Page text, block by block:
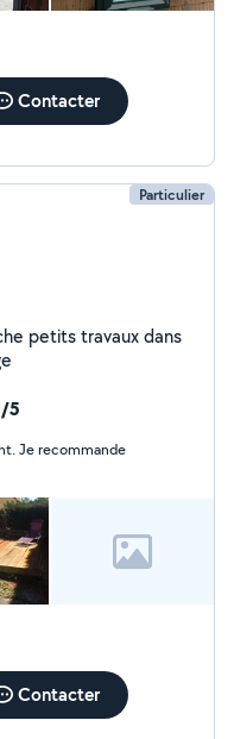
Contacter
Particulier
petits travaux dans
5
Je recommande
Contacter